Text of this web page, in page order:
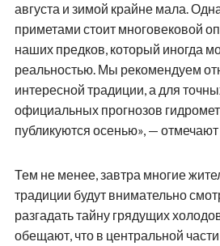
августа и зимой крайне мала.
приметами стоит многовековой
наших предков, который иногда
реальностью. Мы рекомендуем
интересной традиции, а для
официальных прогнозов
публикуются осенью», —
Тем не менее, завтра многие
традиции будут внимательно
разгадать тайну грядущих
обещают, что в центральной